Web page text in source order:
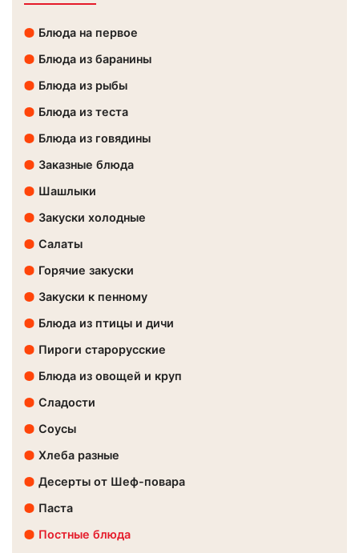
Блюда на первое
Блюда из баранины
Блюда из рыбы
Блюда из теста
Блюда из говядины
Заказные блюда
Шашлыки
Закуски холодные
Салаты
Горячие закуски
Закуски к пенному
Блюда из птицы и дичи
Пироги старорусские
Блюда из овощей и круп
Сладости
Соусы
Хлеба разные
Десерты от Шеф-повара
Паста
Постные блюда